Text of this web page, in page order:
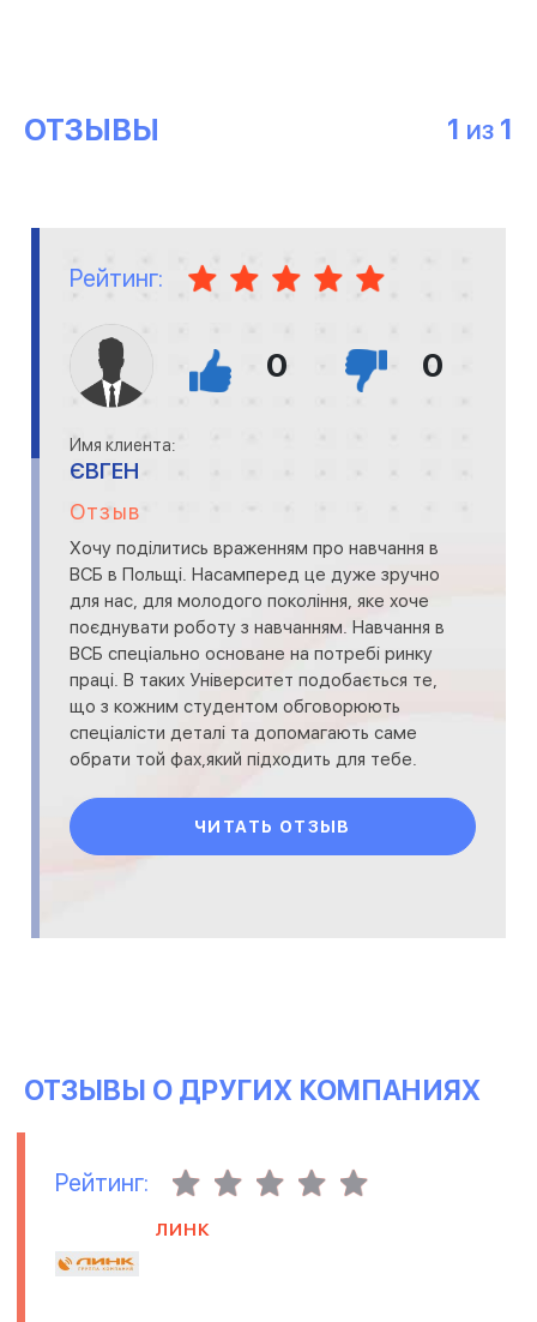
ОТЗЫВЫ 1 ИЗ 1
Рейтинг:
0 0
Имя клиента:
ЄВГЕН
Отзыв
Хочу поділитись враженням про навчання в
ВСБ в Польщі. Насамперед це дуже зручно
для нас, для молодого покоління, яке хоче
поєднувати роботу з навчанням. Навчання в
ВСБ спеціально основане на потребі ринку
праці. В таких Університет подобається те,
що з кожним студентом обговорюють
спеціалісти деталі та допомагають саме
обрати той фах,який підходить для тебе.
ЧИТАТЬ ОТЗЫВ
ОТЗЫВЫ О ДРУГИХ КОМПАНИЯХ
Рейтинг:
ЛИНК